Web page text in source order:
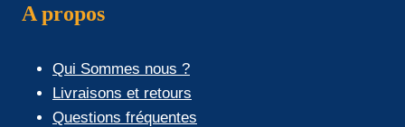
A propos
Qui Sommes nous ?
Livraisons et retours
Questions fréquentes